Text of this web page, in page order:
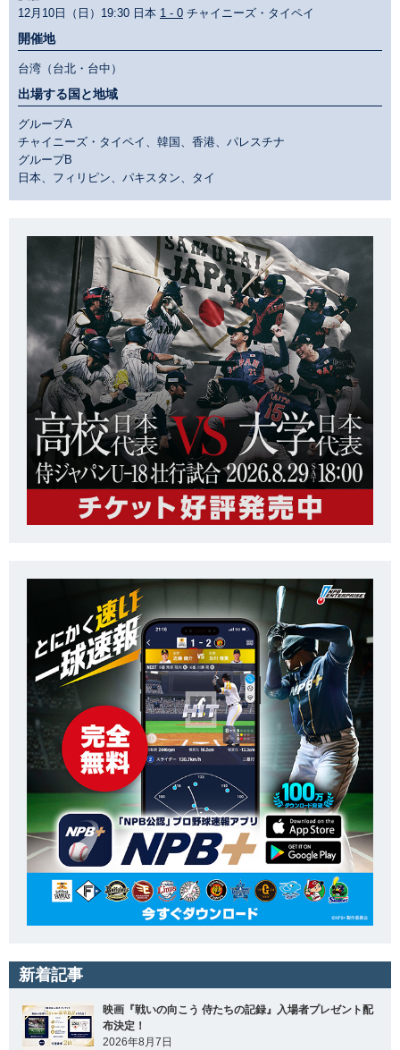
12月10日（日）19:30 日本 1 - 0 チャイニーズ・タイペイ
開催地
台湾（台北・台中）
出場する国と地域
グループA
チャイニーズ・タイペイ、韓国、香港、パレスチナ
グループB
日本、フィリピン、パキスタン、タイ
新着記事
映画『戦いの向こう 侍たちの記録』入場者プレゼント配
布決定！
2026年8月7日